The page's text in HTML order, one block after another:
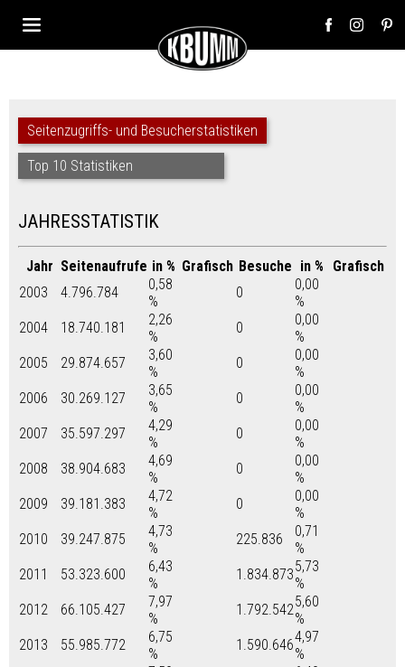
Seitenzugriffs- und Besucherstatistiken
Top 10 Statistiken
JAHRESSTATISTIK
Jahr Seitenaufrufe in % Grafisch Besuche in %
Grafisch
2003
4.796.784
0,58
%
0
0,00
%
2004
18.740.181
2,26
%
0
0,00
%
2005
29.874.657
3,60
%
0
0,00
%
2006
30.269.127
3,65
%
0
0,00
%
2007
35.597.297
4,29
%
0
0,00
%
2008
38.904.683
4,69
%
0
0,00
%
2009
39.181.383
4,72
%
0
0,00
%
2010
39.247.875
4,73
%
225.836
0,71
%
2011
53.323.600
6,43
%
1.834.8735,73
%
2012
66.105.427
7,97
%
1.792.5425,60
%
2013
55.985.772
6,75
%
1.590.6464,97
%